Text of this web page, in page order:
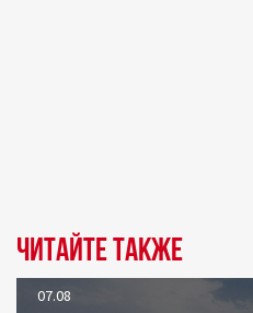
Читайте также
07.08